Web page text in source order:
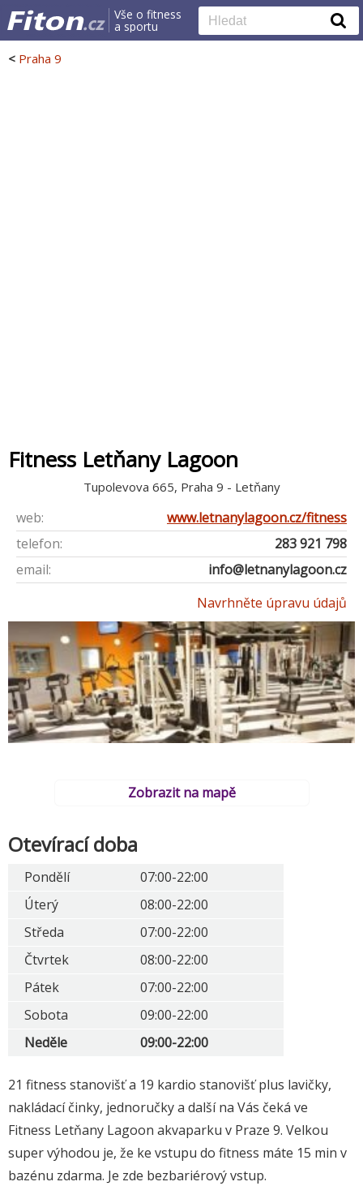
Vše o fitness
a sportu
< Praha 9
Fitness Letňany Lagoon
Tupolevova 665, Praha 9 - Letňany
web:
www.letnanylagoon.cz/fitness
telefon:
283 921 798
email:
info@letnanylagoon.cz
Navrhněte úpravu údajů
Zobrazit na mapě
Otevírací doba
Pondělí
07:00-22:00
Úterý
08:00-22:00
Středa
07:00-22:00
Čtvrtek
08:00-22:00
Pátek
07:00-22:00
Sobota
09:00-22:00
Neděle
09:00-22:00
21 fitness stanovišť a 19 kardio stanovišť plus lavičky,
nakládací činky, jednoručky a další na Vás čeká ve
Fitness Letňany Lagoon akvaparku v Praze 9. Velkou
super výhodou je, že ke vstupu do fitness máte 15 min v
bazénu zdarma. Je zde bezbariérový vstup.